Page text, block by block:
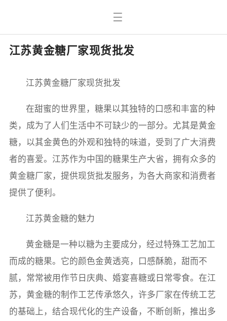
江苏黄金糖厂家现货批发
江苏黄金糖厂家现货批发
在甜蜜的世界里，糖果以其独特的口感和丰富的种
类，成为了人们生活中不可缺少的一部分。尤其是黄金
糖，以其金黄色的外观和独特的味道，受到了广大消费
者的喜爱。江苏作为中国的糖果生产大省，拥有众多的
黄金糖厂家，提供现货批发服务，为各大商家和消费者
提供了便利。
江苏黄金糖的魅力
黄金糖是一种以糖为主要成分，经过特殊工艺加工
而成的糖果。它的颜色金黄透亮，口感酥脆，甜而不
腻，常常被用作节日庆典、婚宴喜糖或日常零食。在江
苏，黄金糖的制作工艺传承悠久，许多厂家在传统工艺
的基础上，结合现代化的生产设备，不断创新，推出多